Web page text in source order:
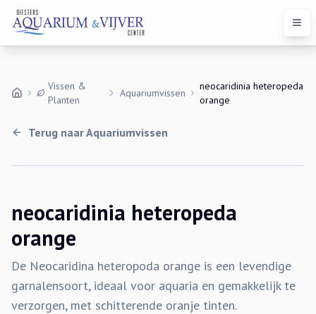
Vissen &
Planten
Aquariumvissen
neocaridinia heteropeda
orange
Terug naarAquariumvissen
neocaridinia heteropeda
orange
De Neocaridina heteropoda orange is een levendige
garnalensoort, ideaal voor aquaria en gemakkelijk te
verzorgen, met schitterende oranje tinten.